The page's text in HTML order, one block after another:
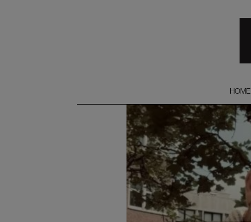
HOME
HOME